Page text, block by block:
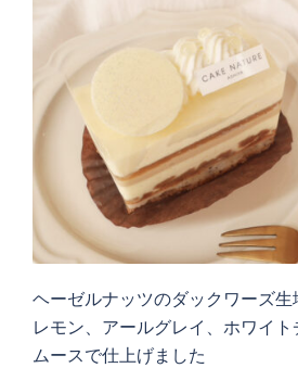
ヘーゼルナッツのダックワーズ生
レモン、アールグレイ、ホワイト
ムースで仕上げました